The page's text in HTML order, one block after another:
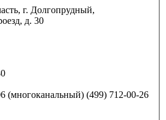
г. Долгопрудный,
д. 30
(499) 712-00-26